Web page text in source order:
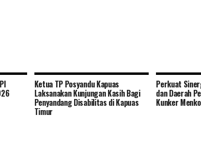
Ketua TP Posyandu Kapuas
Laksanakan Kunjungan Kasih Bagi
Penyandang Disabilitas di Kapuas
Timur
Perkuat
dan Daerah
Kunker